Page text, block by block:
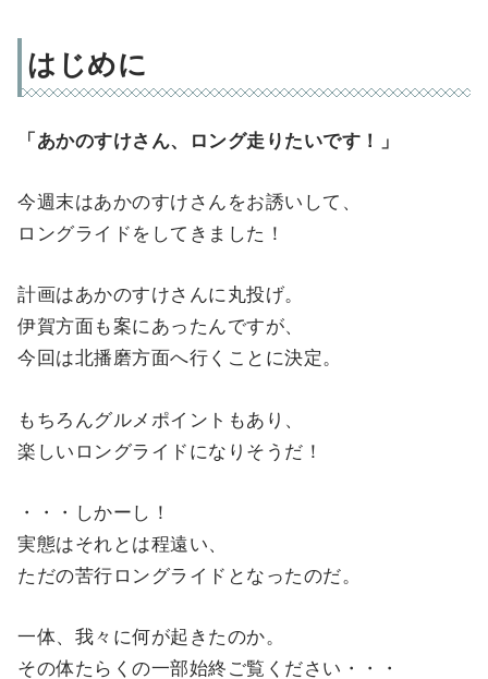
はじめに
「あかのすけさん、ロング走りたいです！」
今週末はあかのすけさんをお誘いして、
ロングライドをしてきました！
計画はあかのすけさんに丸投げ。
伊賀方面も案にあったんですが、
今回は北播磨方面へ行くことに決定。
もちろんグルメポイントもあり、
楽しいロングライドになりそうだ！
・・・しかーし！
実態はそれとは程遠い、
ただの苦行ロングライドとなったのだ。
一体、我々に何が起きたのか。
その体たらくの一部始終ご覧ください・・・